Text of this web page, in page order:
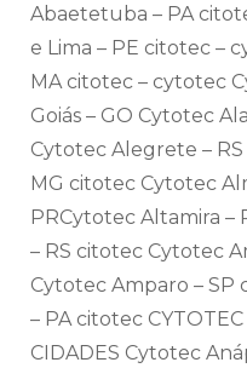
Abaetetuba – PA
e Lima – PE citotec –
MA citotec – cytotec
Goiás – GO Cytotec
Cytotec Alegrete –
MG citotec Cytotec
PRCytotec Altamira –
– RS citotec Cytotec
Cytotec Amparo –
– PA citotec
CIDADES Cytotec